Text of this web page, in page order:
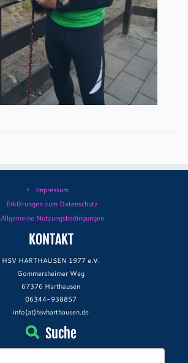
Impressum
Erklärungen zum Datenschutz
Allgemeine Nutzungsbedingungen
KONTAKT
HSV HARTHAUSEN 1977 e.V.
Gommersheimer Weg
67376 Harthausen
06344-938857
info(at)hsvharthausen.de
Suche